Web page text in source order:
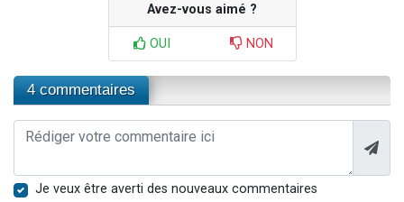
Avez-vous aimé ?
OUI NON
4 commentaires
Je veux être averti des nouveaux commentaires